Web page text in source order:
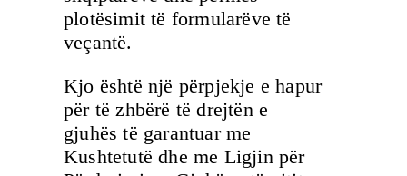
plotësimit të formularëve të
veçantë.
Kjo është një përpjekje e hapur
për të zhbërë të drejtën e
gjuhës të garantuar me
Kushtetutë dhe me Ligjin për